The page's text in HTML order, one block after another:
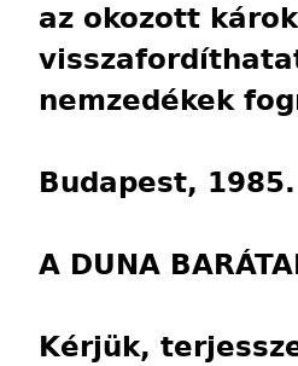
az okozott
nemzedékek
Budapest,
A DUNA
Kérjük,